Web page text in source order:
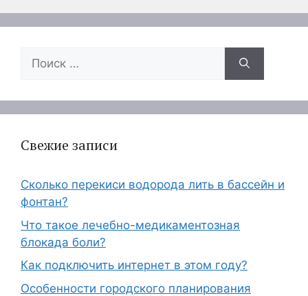
Поиск:
Свежие записи
Сколько перекиси водорода лить в бассейн и
фонтан?
Что такое лечебно-медикаментозная
блокада боли?
Как подключить интернет в этом году?
Особенности городского планирования